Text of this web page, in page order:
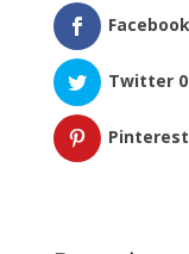
Facebook
Twitter 0
Pinterest